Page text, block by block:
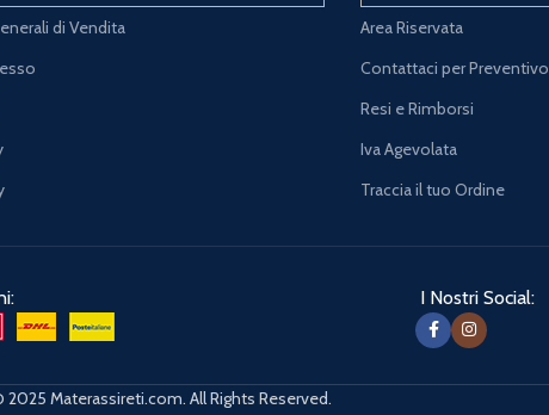
di Vendita
Area Riservata
Contattaci per Preventivo
Resi e Rimborsi
Iva Agevolata
Traccia il tuo Ordine
I Nostri Social:
2025 Materassireti.com. All Rights Reserved.